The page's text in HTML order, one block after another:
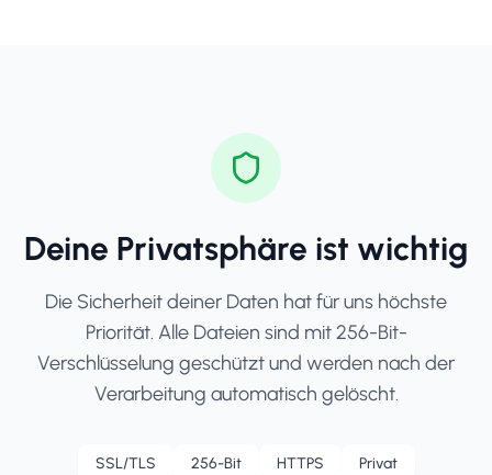
Deine Privatsphäre ist wichtig
Die Sicherheit deiner Daten hat für uns höchste
Priorität. Alle Dateien sind mit 256-Bit-
Verschlüsselung geschützt und werden nach der
Verarbeitung automatisch gelöscht.
SSL/TLS 256-Bit HTTPS Privat